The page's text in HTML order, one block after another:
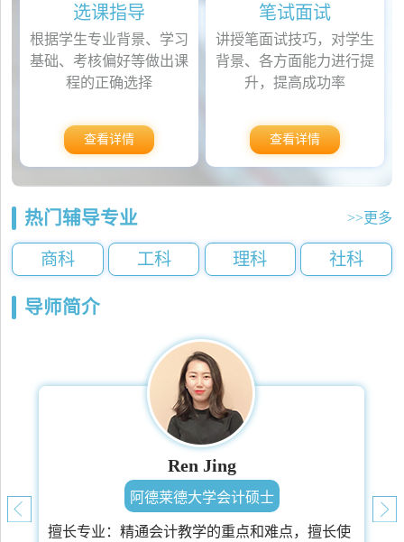
选课指导
根据学生专业背景、学习
基础、考核偏好等做出课
程的正确选择
查看详情
笔试面试
讲授笔面试技巧，对学生
背景、各方面能力进行提
升，提高成功率
查看详情
热门辅导专业 >>更多
商科 工科 理科 社科
导师简介
Ren Jing
阿德莱德大学会计硕士
擅长专业：精通会计教学的重点和难点，擅长使